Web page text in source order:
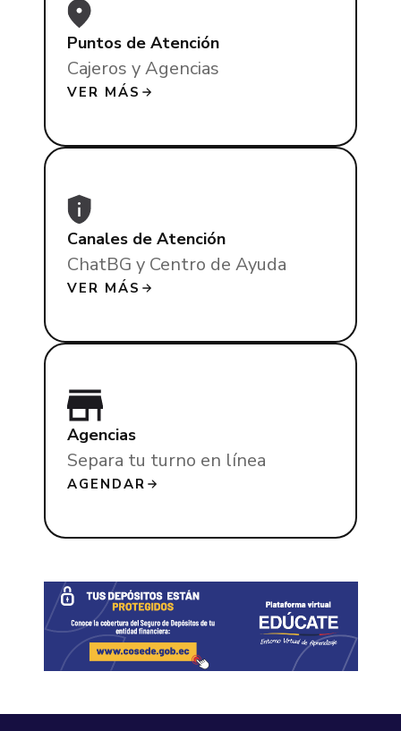
Puntos de Atención
Cajeros y Agencias
VER MÁS
Canales de Atención
ChatBG y Centro de Ayuda
VER MÁS
Agencias
Separa tu turno en línea
AGENDAR